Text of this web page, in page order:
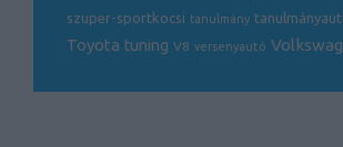
szuper-sportkocsi tanulmány
Toyota tuning V8 versenyautó